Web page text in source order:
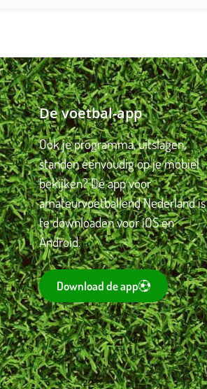
De voetbal-app
Ook je programma, uitslagen,
standen eenvoudig op je mobiel
bekijken? Dé app voor
amateurvoetballend Nederland is
te downloaden voor iOS en
Android.
Download de app